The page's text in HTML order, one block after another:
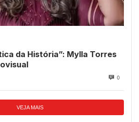
da História”: Mylla Torres
0
VEJA MAIS